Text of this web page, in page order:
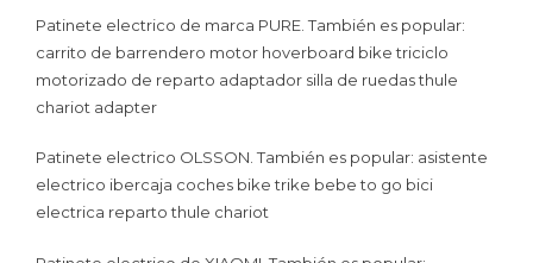
Patinete electrico de marca PURE. También es popular:
carrito de barrendero motor hoverboard bike triciclo
motorizado de reparto adaptador silla de ruedas thule
chariot adapter
Patinete electrico OLSSON. También es popular: asistente
electrico ibercaja coches bike trike bebe to go bici
electrica reparto thule chariot